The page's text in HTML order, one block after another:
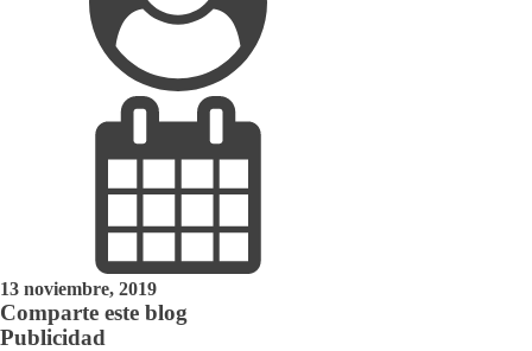
13 noviembre, 2019
Comparte este blog
Publicidad